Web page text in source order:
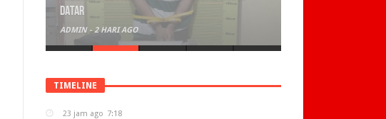
Datar
ADMIN - 2 HARI AGO
TIMELINE
23 jam ago 7:18